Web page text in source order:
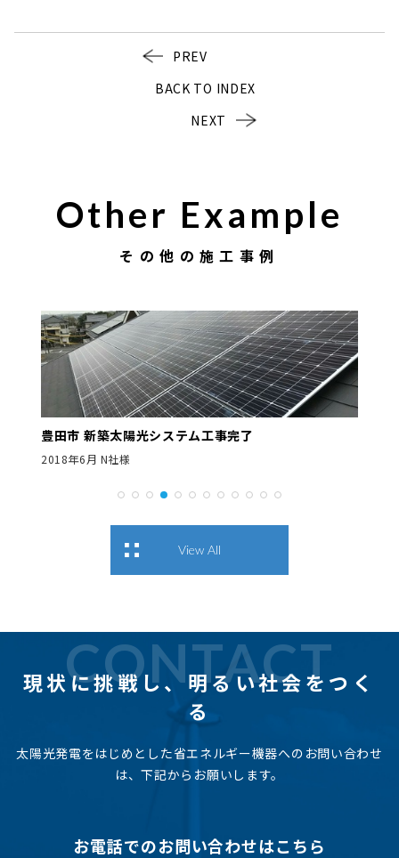
PREV
BACK TO INDEX
NEXT
Other Example
その他の施工事例
豊田市 新築太陽光システム工事完了
2018年6月 N社様
View All
CONTACT
現状に挑戦し、明るい社会をつく
る
太陽光発電をはじめとした省エネルギー機器へのお問い合わせ
は、下記からお願いします。
お電話でのお問い合わせはこちら